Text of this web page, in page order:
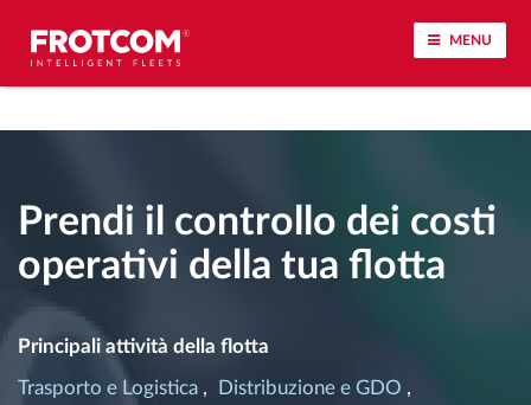
MENU
Tracciamento dei veicoli e monitoraggio dei
Analisi dello stile di guida
Gestione delle forza lavoro
Prendi il controllo dei costi
operativi della tua flotta
Principali attività della flotta
Trasporto e Logistica
Distribuzione e GDO